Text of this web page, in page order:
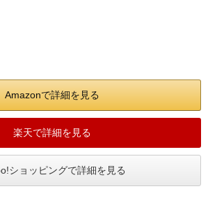
Amazonで詳細を見る
楽天で詳細を見る
ショッピングで詳細を見る